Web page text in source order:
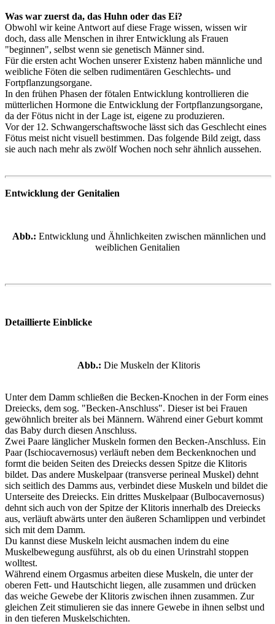
Was war zuerst da, das Huhn oder das Ei?
Obwohl wir keine Antwort auf diese Frage wissen, wissen wir
doch, dass alle Menschen in ihrer Entwicklung als Frauen
"beginnen", selbst wenn sie genetisch Männer sind.
Für die ersten acht Wochen unserer Existenz haben männliche und
weibliche Föten die selben rudimentären Geschlechts- und
Fortpflanzungsorgane.
In den frühen Phasen der fötalen Entwicklung kontrollieren die
mütterlichen Hormone die Entwicklung der Fortpflanzungsorgane,
da der Fötus nicht in der Lage ist, eigene zu produzieren.
Vor der 12. Schwangerschaftswoche lässt sich das Geschlecht eines
Fötus meist nicht visuell bestimmen. Das folgende Bild zeigt, dass
sie auch nach mehr als zwölf Wochen noch sehr ähnlich aussehen.
Entwicklung der Genitalien
Abb.: Entwicklung und Ähnlichkeiten zwischen männlichen und
weiblichen Genitalien
Detaillierte Einblicke
Abb.: Die Muskeln der Klitoris
Unter dem Damm schließen die Becken-Knochen in der Form eines
Dreiecks, dem sog. "Becken-Anschluss". Dieser ist bei Frauen
gewöhnlich breiter als bei Männern. Während einer Geburt kommt
das Baby durch diesen Anschluss.
Zwei Paare länglicher Muskeln formen den Becken-Anschluss. Ein
Paar (Ischiocavernosus) verläuft neben dem Beckenknochen und
formt die beiden Seiten des Dreiecks dessen Spitze die Klitoris
bildet. Das andere Muskelpaar (transverse perineal Muskel) dehnt
sich seitlich des Damms aus, verbindet diese Muskeln und bildet die
Unterseite des Dreiecks. Ein drittes Muskelpaar (Bulbocavernosus)
dehnt sich auch von der Spitze der Klitoris innerhalb des Dreiecks
aus, verläuft abwärts unter den äußeren Schamlippen und verbindet
sich mit dem Damm.
Du kannst diese Muskeln leicht ausmachen indem du eine
Muskelbewegung ausführst, als ob du einen Urinstrahl stoppen
wolltest.
Während einem Orgasmus arbeiten diese Muskeln, die unter der
oberen Fett- und Hautschicht liegen, alle zusammen und drücken
das weiche Gewebe der Klitoris zwischen ihnen zusammen. Zur
gleichen Zeit stimulieren sie das innere Gewebe in ihnen selbst und
in den tieferen Muskelschichten.